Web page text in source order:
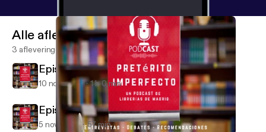
Alle afleveringen
3 afleveringen
Episodio 3 - Donde viven tus libros
10 nov 2020 1 h 0 min
Episodio 2 - Pensar el libro
5 nov 2020 57 min